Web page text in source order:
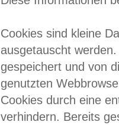
Cookies sind kleine
ausgetauscht
gespeichert und von
genutzten
Cookies durch eine
verhindern. Bereits